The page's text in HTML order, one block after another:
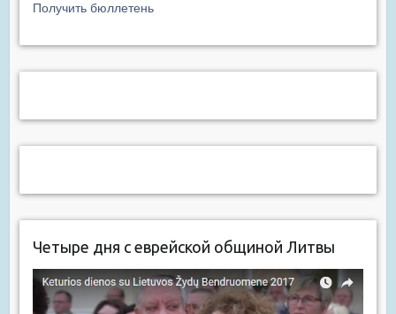
Получить бюллетень
Четыре дня с еврейской общиной Литвы